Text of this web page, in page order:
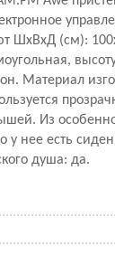
ШхВхД (см):
Материал
Из
у нее есть
душа: да.